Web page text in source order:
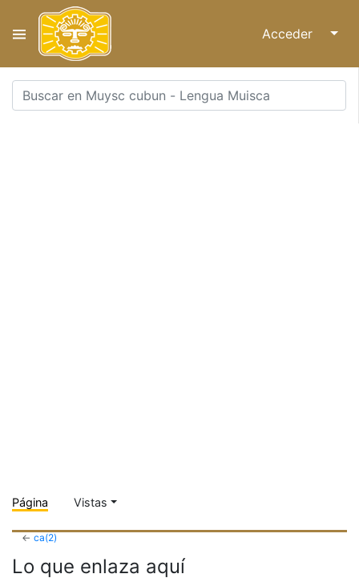
Acceder ↓
Página Vistas
←ca(2)
Lo que enlaza aquí